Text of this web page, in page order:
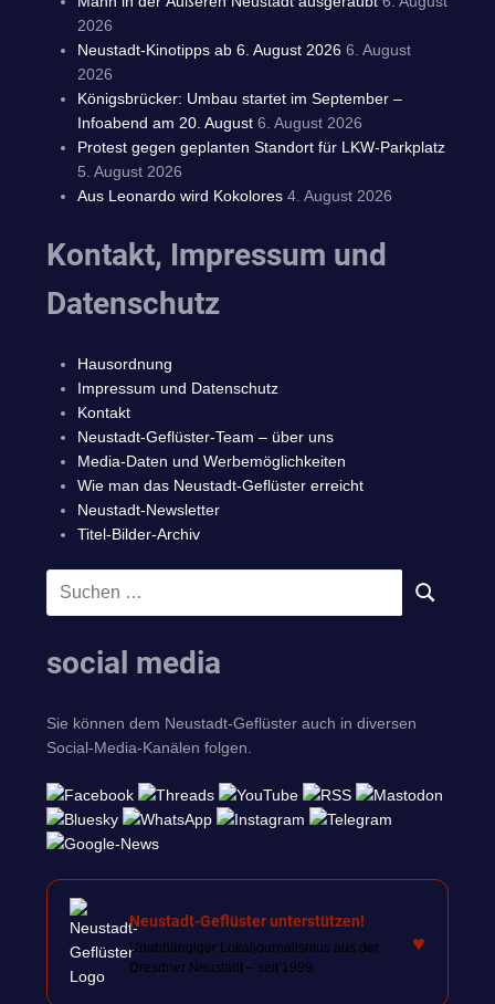
2026
Neustadt-Kinotipps ab 6. August 2026 6. August
2026
Königsbrücker: Umbau startet im September –
Infoabend am 20. August 6. August 2026
Protest gegen geplanten Standort für LKW-Parkplatz
5. August 2026
Aus Leonardo wird Kokolores 4. August 2026
Kontakt, Impressum und
Datenschutz
Hausordnung
Impressum und Datenschutz
Kontakt
Neustadt-Geflüster-Team – über uns
Media-Daten und Werbemöglichkeiten
Wie man das Neustadt-Geflüster erreicht
Neustadt-Newsletter
Titel-Bilder-Archiv
Suchen
SUCHEN
social media
Sie können dem Neustadt-Geflüster auch in diversen
Social-Media-Kanälen folgen.
Neustadt-Geflüster unterstützen!
Unabhängiger Lokaljournalismus aus der
Dresdner Neustadt – seit 1999.
♥